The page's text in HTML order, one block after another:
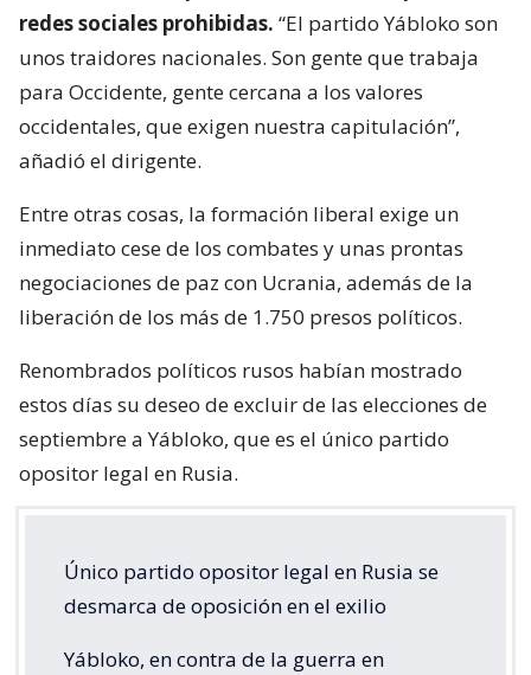
redes sociales prohibidas. “El partido Yábloko son
unos traidores nacionales. Son gente que trabaja
para Occidente, gente cercana a los valores
occidentales, que exigen nuestra capitulación”,
añadió el dirigente.
Entre otras cosas, la formación liberal exige un
inmediato cese de los combates y unas prontas
negociaciones de paz con Ucrania, además de la
liberación de los más de 1.750 presos políticos.
Renombrados políticos rusos habían mostrado
estos días su deseo de excluir de las elecciones de
septiembre a Yábloko, que es el único partido
opositor legal en Rusia.
Único partido opositor legal en Rusia se
desmarca de oposición en el exilio
Yábloko, en contra de la guerra en